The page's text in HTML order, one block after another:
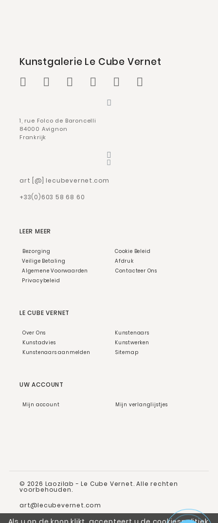
Kunstgalerie Le Cube Vernet
1, rue Folco de Baroncelli
84000 Avignon
Frankrijk
art [@] lecubevernet.com
+33(0)603 58 68 60
LEER MEER
Bezorging
Veilige Betaling
Algemene Voorwaarden
Privacybeleid
Cookie Beleid
Afdruk
Contacteer Ons
LE CUBE VERNET
Over Ons
Kunstadvies
Kunstenaars aanmelden
Kunstenaars
Kunstwerken
Sitemap
UW ACCOUNT
Mijn account Mijn verlanglijstjes
© 2026 Laozilab - Le Cube Vernet. Alle rechten
voorbehouden.
art@lecubevernet.com